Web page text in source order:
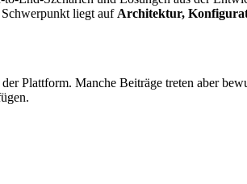
liegt aufArchitektur,
Plattform. Manche Beiträge treten aber